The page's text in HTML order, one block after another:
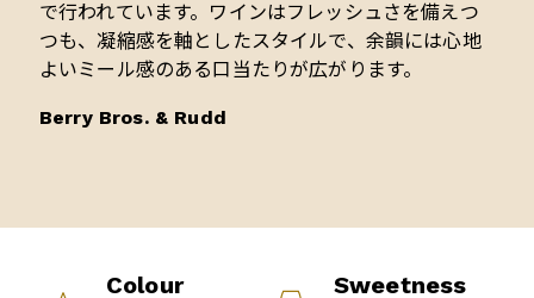
で行われています。ワインはフレッシュさを備えつ
つも、凝縮感を軸としたスタイルで、余韻には心地
よいミール感のある口当たりが広がります。
Berry Bros. & Rudd
Colour Sweetness